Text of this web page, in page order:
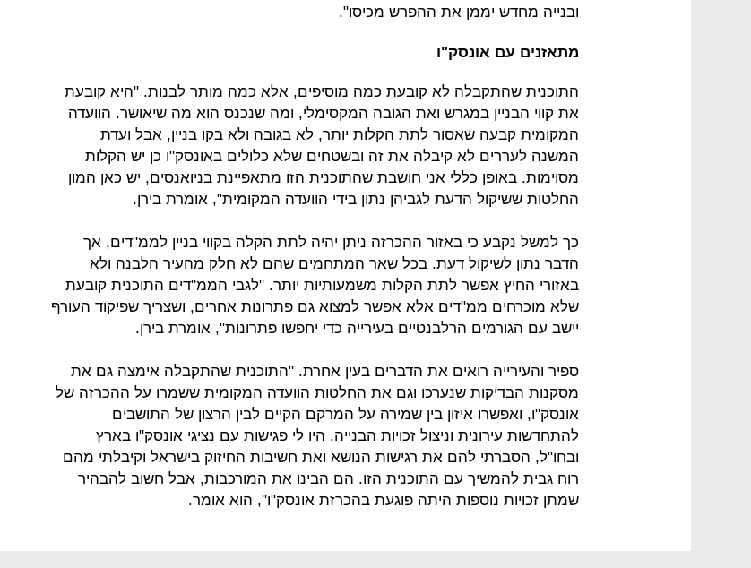
ובנייה מחדש יממן את ההפרש מכיסו".
מתאזנים עם אונסק"ו
התוכנית שהתקבלה לא קובעת כמה מוסיפים, אלא כמה מותר לבנות. "היא קובעת
את קווי הבניין במגרש ואת הגובה המקסימלי, ומה שנכנס הוא מה שיאושר. הוועדה
המקומית קבעה שאסור לתת הקלות יותר, לא בגובה ולא בקו בניין, אבל ועדת
המשנה לעררים לא קיבלה את זה ובשטחים שלא כלולים באונסק"ו כן יש הקלות
מסוימות. באופן כללי אני חושבת שהתוכנית הזו מתאפיינת בניואנסים, יש כאן המון
החלטות ששיקול הדעת לגביהן נתון בידי הוועדה המקומית", אומרת בירן.
כך למשל נקבע כי באזור ההכרזה ניתן יהיה לתת הקלה בקווי בניין לממ"דים, אך
הדבר נתון לשיקול דעת. בכל שאר המתחמים שהם לא חלק מהעיר הלבנה ולא
באזורי החיץ אפשר לתת הקלות משמעותיות יותר. "לגבי הממ"דים התוכנית קובעת
שלא מוכרחים ממ"דים אלא אפשר למצוא גם פתרונות אחרים, ושצריך שפיקוד העורף
יישב עם הגורמים הרלבנטיים בעירייה כדי יחפשו פתרונות", אומרת בירן.
ספיר והעירייה רואים את הדברים בעין אחרת. "התוכנית שהתקבלה אימצה גם את
מסקנות הבדיקות שנערכו וגם את החלטות הוועדה המקומית ששמרו על ההכרזה של
אונסק"ו, ואפשרו איזון בין שמירה על המרקם הקיים לבין הרצון של התושבים
להתחדשות עירונית וניצול זכויות הבנייה. היו לי פגישות עם נציגי אונסק"ו בארץ
ובחו"ל, הסברתי להם את רגישות הנושא ואת חשיבות החיזוק בישראל וקיבלתי מהם
רוח גבית להמשיך עם התוכנית הזו. הם הבינו את המורכבות, אבל חשוב להבהיר
שמתן זכויות נוספות היתה פוגעת בהכרזת אונסק"ו", הוא אומר.